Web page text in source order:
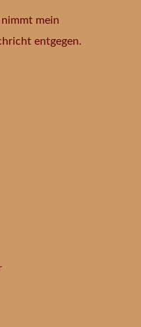
mein
entgegen.